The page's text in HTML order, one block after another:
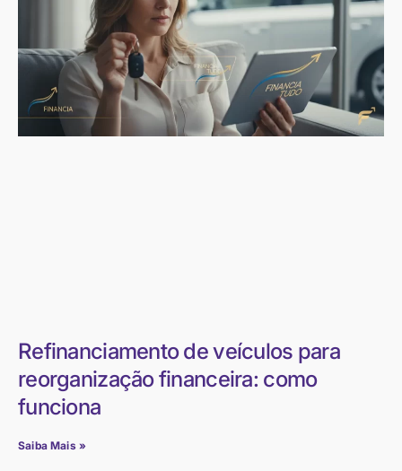
Refinanciamento de veículos para
reorganização financeira: como
funciona
Saiba Mais »